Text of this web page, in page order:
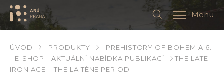
Menu
ÚVOD
PRODUKTY
E-SHOP - AKTUÁLNÍ NABÍDKA PUBLIKACÍ
PREHISTORY OF BOHEMIA 6.
THE LATE
IRON AGE – THE LA TÈNE PERIOD